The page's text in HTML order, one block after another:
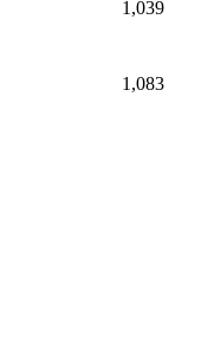
1,039
1,083